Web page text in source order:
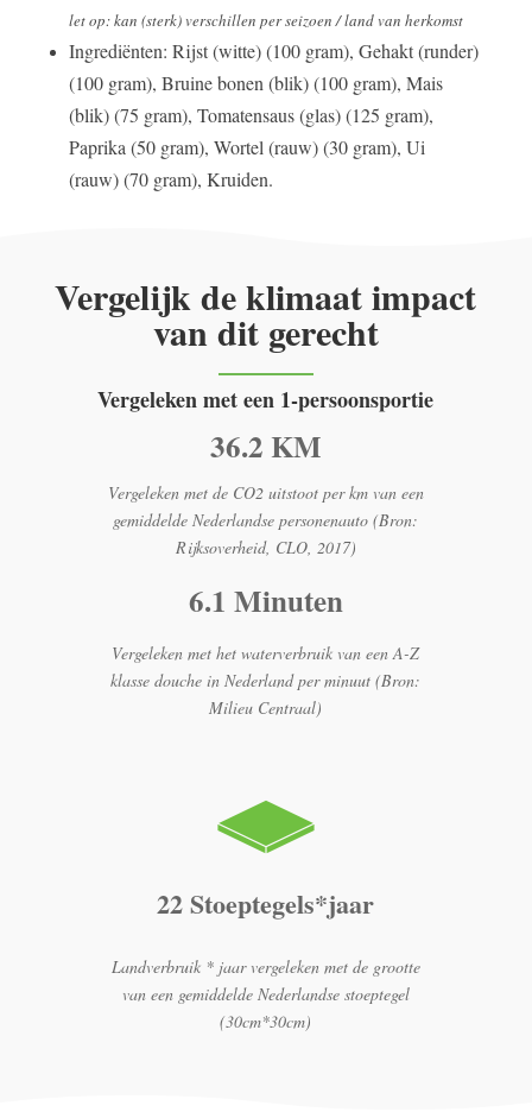
let op: kan (sterk) verschillen per seizoen / land van herkomst
Ingrediënten: Rijst (witte) (100 gram), Gehakt (runder)
(100 gram), Bruine bonen (blik) (100 gram), Mais
(blik) (75 gram), Tomatensaus (glas) (125 gram),
Paprika (50 gram), Wortel (rauw) (30 gram), Ui
(rauw) (70 gram), Kruiden.
Vergelijk de klimaat impact
van dit gerecht
Vergeleken met een 1-persoonsportie
36.2 KM
Vergeleken met de CO2 uitstoot per km van een
gemiddelde Nederlandse personenauto (Bron:
Rijksoverheid, CLO, 2017)
6.1 Minuten
Vergeleken met het waterverbruik van een A-Z
klasse douche in Nederland per minuut (Bron:
Milieu Centraal)
22 Stoeptegels*jaar
Landverbruik * jaar vergeleken met de grootte
van een gemiddelde Nederlandse stoeptegel
(30cm*30cm)